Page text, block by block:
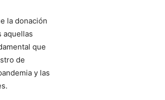
la donación
aquellas
que
de
y las